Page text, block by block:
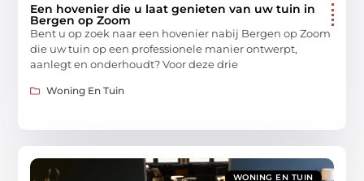
Een hovenier die u laat genieten van uw tuin in
Bergen op Zoom
Bent u op zoek naar een hovenier nabij Bergen op Zoom
die uw tuin op een professionele manier ontwerpt,
aanlegt en onderhoudt? Voor deze drie
Woning En Tuin
WONING EN TUIN